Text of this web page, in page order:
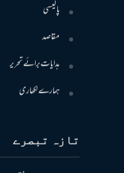
پالیسی
مقاصد
ہدایات برائے تحریر
ہمارے لکھاری
تازہ تبصرے